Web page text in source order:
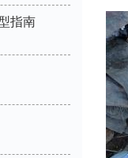
指南